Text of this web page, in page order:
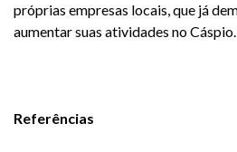
próprias empresas locais, que já
aumentar suas atividades no Cáspio.
Referências